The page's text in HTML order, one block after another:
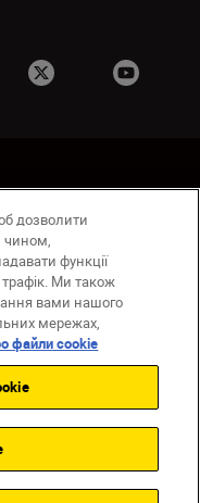
to top
дозволити
чином,
функції
Ми також
вами нашого
мережах,
файли cookie